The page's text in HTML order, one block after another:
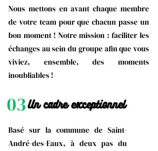
Nous mettons en avant chaque membre
de votre team pour que chacun passe un
bon moment ! Notre mission : faciliter les
échanges au sein du groupe afin que vous
viviez, ensemble, des moments
inoubliables !
03Un cadre exceptionnel
Basé sur la commune de Saint-
André-des-Eaux, à deux pas du